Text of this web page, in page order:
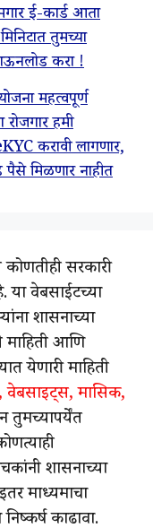
ई-कार्ड आता
तुमच्या
करा !
महत्वपूर्ण
हमी
करावी लागणार,
पैसे मिळणार नाहीत
सरकारी
वेबसाईटच्या
शासनाच्या
माहिती आणि
येणारी माहिती
वेबसाइट्स, मासिक,
तुमच्यापर्येंत
शासनाच्या
माध्यमाचा
काढावा.